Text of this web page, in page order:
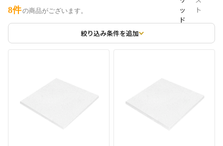
8件の商品がございます。
絞り込み条件を追加